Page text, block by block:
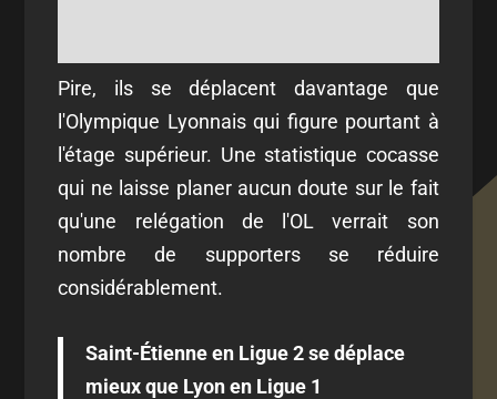
Pire, ils se déplacent davantage que
l'Olympique Lyonnais qui figure pourtant à
l'étage supérieur. Une statistique cocasse
qui ne laisse planer aucun doute sur le fait
qu'une relégation de l'OL verrait son
nombre de supporters se réduire
considérablement.
Saint-Étienne en Ligue 2 se déplace
mieux que Lyon en Ligue 1